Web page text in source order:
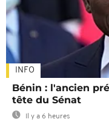
INFO
Bénin : l'ancien
tête du Sénat
Il y a 6 heures